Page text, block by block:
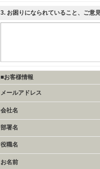
3. お困りになられていること、ご意
■お客様情報
メールアドレス
会社名
部署名
役職名
お名前